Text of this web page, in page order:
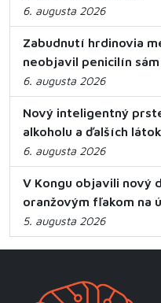
6. augusta 2026
Zabudnutí hrdinovia
neobjavil penicilín sám
6. augusta 2026
Nový inteligentný
alkoholu a ďalších
6. augusta 2026
V Kongu objavili nový
oranžovým fľakom na
5. augusta 2026